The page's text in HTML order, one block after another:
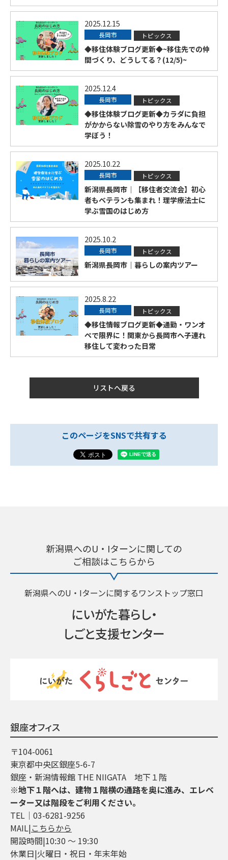
2025.12.15
長岡市 トピックス
◆移住体験ブログ更新◆~移住先での仲
間づくり、どうしてる？(12/5)~
2025.12.4
長岡市 トピックス
◆移住体験ブログ更新◆カラダに負担
がかからない除雪のやり方をみんなで
学ぼう！
2025.10.22
長岡市 トピックス
新潟県長岡市｜【移住者交流会】初心
者もベテランも集まれ！理学療法士に
学ぶ雪国のはじめ方
2025.10.2
長岡市 トピックス
新潟県長岡市｜暮らしの案内ツアー
2025.8.22
長岡市 トピックス
◆移住情報ブログ更新◆通勤・ワンオ
ペで限界に！関東から長岡市へ子連れ
移住して変わった日常
リストへ戻る
このページをSNSで共有する
新潟県へのU・Iターンに関しての
ご相談はこちらから
新潟県へのU・Iターンに関するワンストップ窓口
にいがた暮らし・
しごと支援センター
銀座オフィス
〒104-0061
東京都中央区銀座5-6-7
銀座・新潟情報館 THE NIIGATA 地下１階
※地下１階へは、建物１階横の通路を奥に進み、エレベ
ーター又は階段をご利用ください。
TEL│03-6281-9256
MAIL|こちらから
開設時間|10:30 ～ 19:30
休業日|火曜日・祝日・年末年始